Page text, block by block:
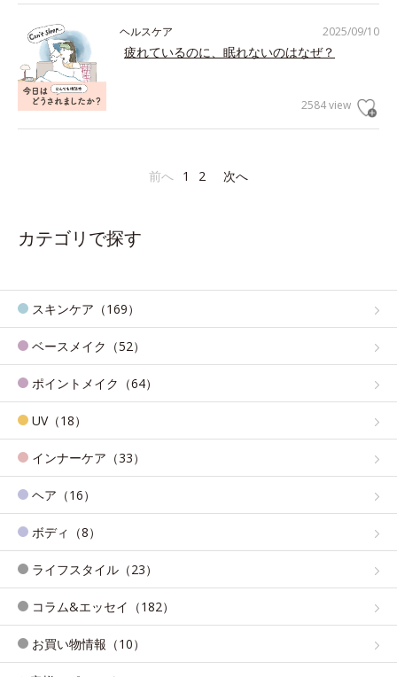
2025/09/10
ヘルスケア
疲れているのに、眠れないのはなぜ？
2584 view
前へ 1 2 次へ
カテゴリで探す
スキンケア（169）
ベースメイク（52）
ポイントメイク（64）
UV（18）
インナーケア（33）
ヘア（16）
ボディ（8）
ライフスタイル（23）
コラム&エッセイ（182）
お買い物情報（10）